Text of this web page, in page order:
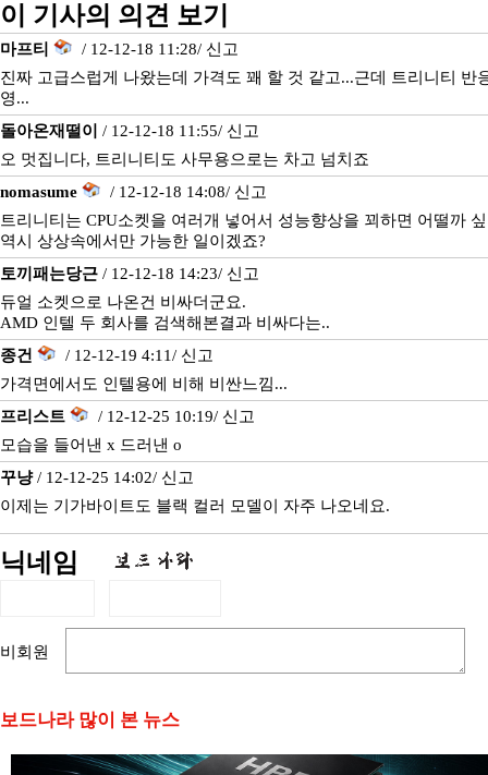
이 기사의 의견 보기
마프티 / 12-12-18 11:28/ 신고
진짜 고급스럽게 나왔는데 가격도 꽤 할 것 같고...근데 트리니티 반
영...
돌아온재떨이
/ 12-12-18 11:55/ 신고
오 멋집니다, 트리니티도 사무용으로는 차고 넘치죠
nomasume
/ 12-12-18 14:08/ 신고
트리니티는 CPU소켓을 여러개 넣어서 성능향상을 꾀하면 어떨까
역시 상상속에서만 가능한 일이겠죠?
토끼패는당근 / 12-12-18 14:23/ 신고
듀얼 소켓으로 나온건 비싸더군요.
AMD 인텔 두 회사를 검색해본결과 비싸다는..
종건
/ 12-12-19 4:11/ 신고
가격면에서도 인텔용에 비해 비싼느낌...
프리스트
/ 12-12-25 10:19/ 신고
모습을 들어낸 x 드러낸 o
꾸냥/ 12-12-25 14:02/ 신고
이제는 기가바이트도 블랙 컬러 모델이 자주 나오네요.
닉네임
비회원
보드나라 많이 본 뉴스